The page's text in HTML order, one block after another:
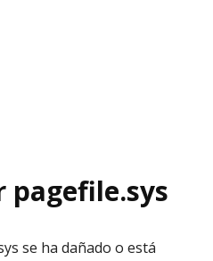
pagefile.sys
se ha dañado o está